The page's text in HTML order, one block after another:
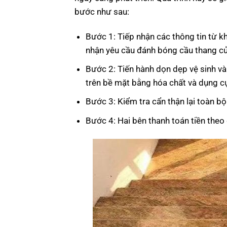
bước như sau:
Bước 1: Tiếp nhận các thông tin từ
nhận yêu cầu đánh bóng cầu thang
Bước 2: Tiến hành dọn dẹp vệ sinh
trên bề mặt bằng hóa chất và dụng
Bước 3: Kiểm tra cẩn thận lại toàn
Bước 4: Hai bên thanh toán tiền